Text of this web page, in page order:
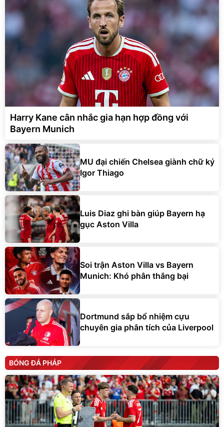
Harry Kane cân nhắc gia hạn hợp đồng với
Bayern Munich
MU đại chiến Chelsea giành chữ ký
Igor Thiago
Luis Diaz ghi bàn giúp Bayern hạ
gục Aston Villa
Soi trận Aston Villa vs Bayern
Munich: Khó phân thắng bại
Dortmund sắp bổ nhiệm cựu
chuyên gia phân tích của Liverpool
BÓNG ĐÁ PHÁP